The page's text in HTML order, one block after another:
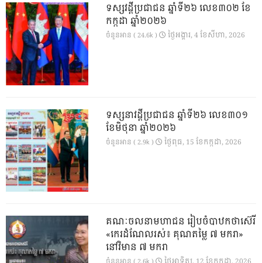
ទស្សវដ្តីប្រជាជន ឆ្នាំទី២៦ លេខ៣០២ ខែ
កក្កដា ឆ្នាំ២០២៦
ចំនួនអាន ( 24.6k ) ថ្ងៃ​អង្គារ, 4 ខែ​សីហា, 2026
ទស្សនាវដ្ដីប្រជាជន ឆ្នាំទី២៦ លេខ៣០១
ខែមិថុនា ឆ្នាំ២០២៦
ចំនួនអាន ( 2.9k ) ថ្ងៃ​ពុធ, 15 ខែ​កក្កដា, 2026
គណៈចលនាមហាជន រៀបចំបាឋកថាស៊េរី
«កេរដំណែលរស់៖ គុណតម្លៃ ៧ មករា»
នៅវិមាន ៧ មករា